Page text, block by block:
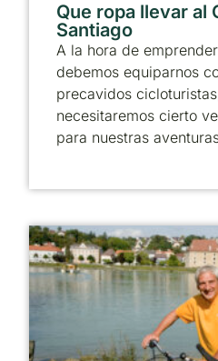
Que ropa llevar al
Santiago
A la hora de
debemos equiparnos
precavidos
necesitaremos cierto
para nuestras